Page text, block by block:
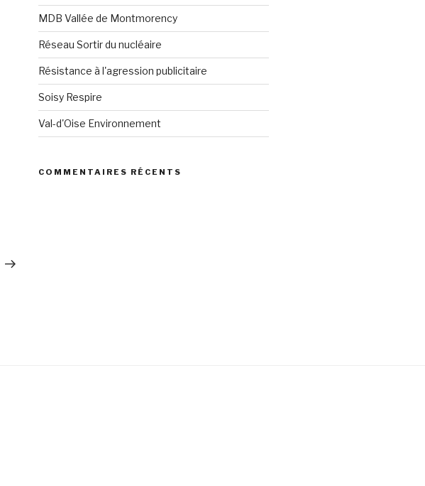
suivant
MDB Vallée de Montmorency
Réseau Sortir du nucléaire
Résistance à l'agression publicitaire
Soisy Respire
Val-d'Oise Environnement
COMMENTAIRES RÉCENTS